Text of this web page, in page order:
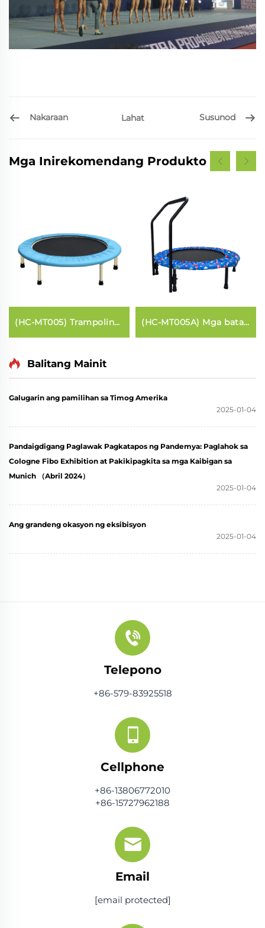
Nakaraan Lahat Susunod
Mga Inirekomendang Produkto
(HC-MT005) Trampolin
(HC-MT005A) Mga bata
Balitang Mainit
Galugarin ang pamilihan sa Timog Amerika
2025-01-04
Pandaigdigang Paglawak Pagkatapos ng Pandemya: Paglahok sa
Cologne Fibo Exhibition at Pakikipagkita sa mga Kaibigan sa
Munich （Abril 2024）
2025-01-04
Ang grandeng okasyon ng eksibisyon
2025-01-04
Telepono
+86-579-83925518
Cellphone
+86-13806772010
+86-15727962188
Email
[email protected]